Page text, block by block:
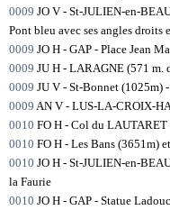
0009 JO V - St-JULIEN-en-
Pont bleu avec ses angles droits
0009 JO H - GAP - Place Jean
0009 JU H - LARAGNE (571 m.
0009 JU V - St-Bonnet (1025m)
0009 AN V - LUS-LA-CROIX-
0010 FO H - Col du
0010 FO H - Les Bans (3651m)
0010 JO H - St-JULIEN-en-
la Faurie
0010 JO H - GAP - Statue